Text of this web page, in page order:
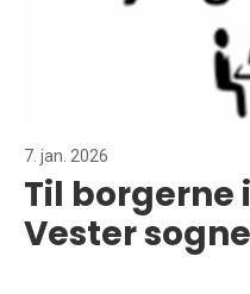
7. jan. 2026
Til borgerne
Vester